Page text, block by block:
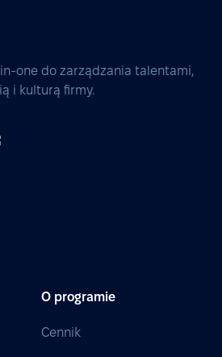
one do zarządzania talentami,
i kulturą firmy.
O programie
Cennik